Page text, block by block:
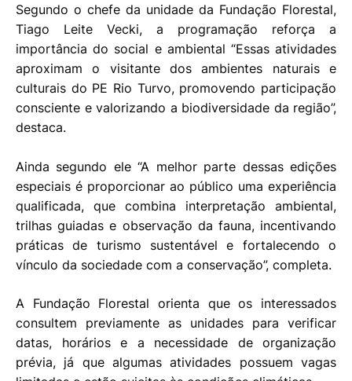
Segundo o chefe da unidade da Fundação Florestal,
Tiago Leite Vecki, a programação reforça a
importância do social e ambiental “Essas atividades
aproximam o visitante dos ambientes naturais e
culturais do PE Rio Turvo, promovendo participação
consciente e valorizando a biodiversidade da região”,
destaca.
Ainda segundo ele “A melhor parte dessas edições
especiais é proporcionar ao público uma experiência
qualificada, que combina interpretação ambiental,
trilhas guiadas e observação da fauna, incentivando
práticas de turismo sustentável e fortalecendo o
vínculo da sociedade com a conservação”, completa.
A Fundação Florestal orienta que os interessados
consultem previamente as unidades para verificar
datas, horários e a necessidade de organização
prévia, já que algumas atividades possuem vagas